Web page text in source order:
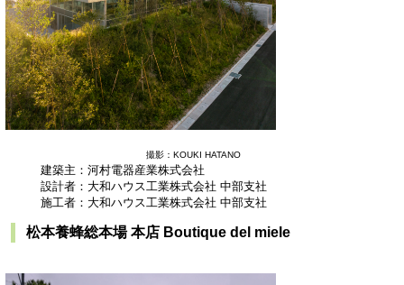
撮影：KOUKI HATANO
建築主：河村電器産業株式会社
設計者：大和ハウス工業株式会社 中部支社
施工者：大和ハウス工業株式会社 中部支社
松本養蜂総本場 本店 Boutique del miele